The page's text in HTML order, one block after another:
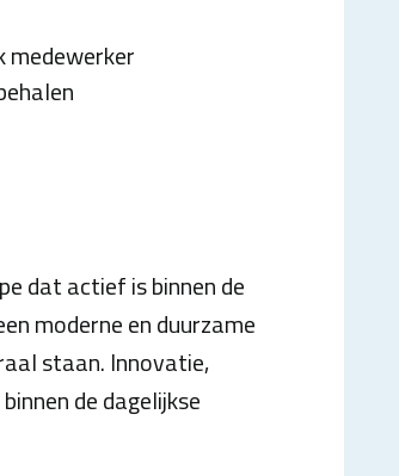
dat actief is binnen de
moderne en duurzame
staan. Innovatie,
de dagelijkse